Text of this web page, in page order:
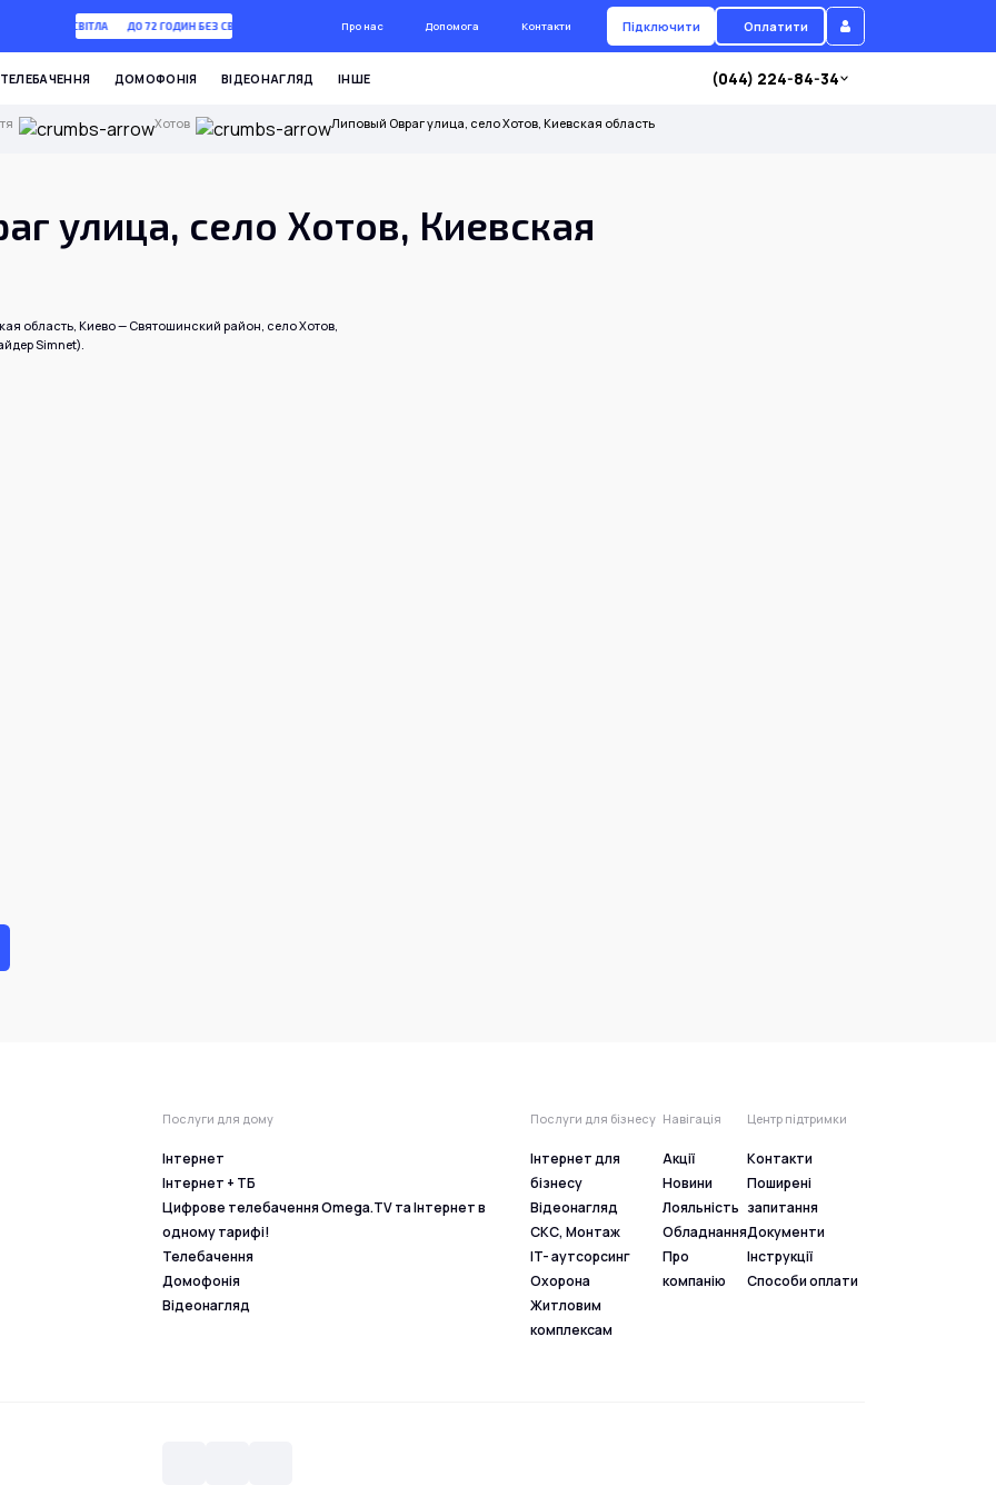
ГОДИН БЕЗ СВІТЛА ДО 72 ГОДИН БЕЗ СВІТЛА Про нас Допомога Контакти Підключити Оплатити
ТЕЛЕБАЧЕННЯ ДОМОФОНІЯ ВІДЕОНАГЛЯД ІНШЕ (044) 224-84-34
Хотов Липовый Овраг улица, село Хотов, Киевская область
улица, село Хотов, Киевская
область, Киево — Святошинский район, село Хотов,
Simnet).
Послуги для дому
Інтернет
Інтернет + ТБ
Цифрове телебачення Omega.TV та Інтернет в
одному тарифі!
Телебачення
Домофонія
Відеонагляд
Послуги для бізнесу
Інтернет для
бізнесу
Відеонагляд
СКС, Монтаж
IT- аутсорсинг
Охорона
Житловим
комплексам
Навігація
Акції
Новини
Лояльність
Обладнання
Про
компанію
Центр підтримки
Контакти
Поширені
запитання
Документи
Інструкції
Способи оплати